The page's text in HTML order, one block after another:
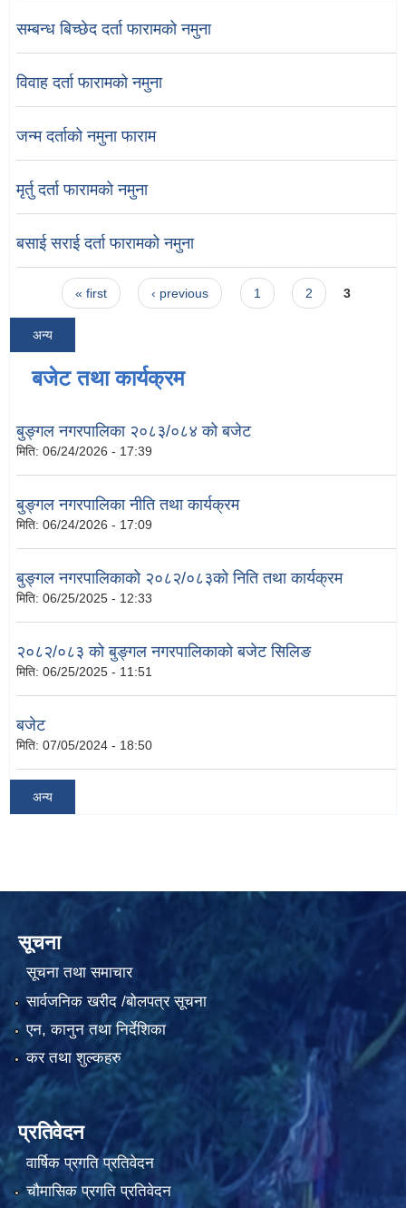
सम्बन्ध बिच्छेद दर्ता फारामको नमुना
विवाह दर्ता फारामको नमुना
जन्म दर्ताको नमुना फाराम
मृर्तु दर्ता फारामको नमुना
बसाई सराई दर्ता फारामको नमुना
Pages« first ‹ previous 1 2 3
अन्य
बजेट तथा कार्यक्रम
बुङ्गल नगरपालिका २०८३/०८४ को बजेट
मिति: 06/24/2026 - 17:39
बुङ्गल नगरपालिका नीति तथा कार्यक्रम
मिति: 06/24/2026 - 17:09
बुङ्गल नगरपालिकाको २०८२/०८३को निति तथा कार्यक्रम
मिति: 06/25/2025 - 12:33
२०८२/०८३ को बुङ्गल नगरपालिकाको बजेट सिलिङ
मिति: 06/25/2025 - 11:51
बजेट
मिति: 07/05/2024 - 18:50
अन्य
सूचना
सूचना तथा समाचार
सार्वजनिक खरीद /बोलपत्र सूचना
एन, कानुन तथा निर्देशिका
कर तथा शुल्कहरु
प्रतिवेदन
वार्षिक प्रगति प्रतिवेदन
चौमासिक प्रगति प्रतिवेदन